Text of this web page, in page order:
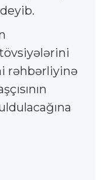
rəhbərliyinə